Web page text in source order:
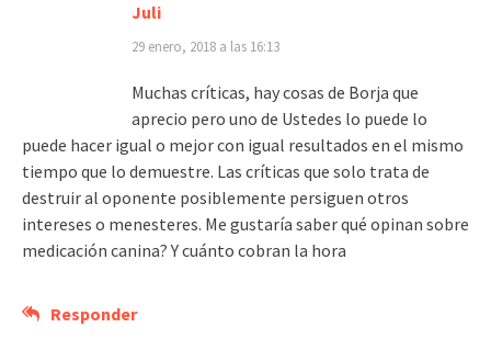
Juli
29 enero, 2018 a las 16:13
Muchas críticas, hay cosas de Borja que
aprecio pero uno de Ustedes lo puede lo
puede hacer igual o mejor con igual resultados en el mismo
tiempo que lo demuestre. Las críticas que solo trata de
destruir al oponente posiblemente persiguen otros
intereses o menesteres. Me gustaría saber qué opinan sobre
medicación canina? Y cuánto cobran la hora
Responder